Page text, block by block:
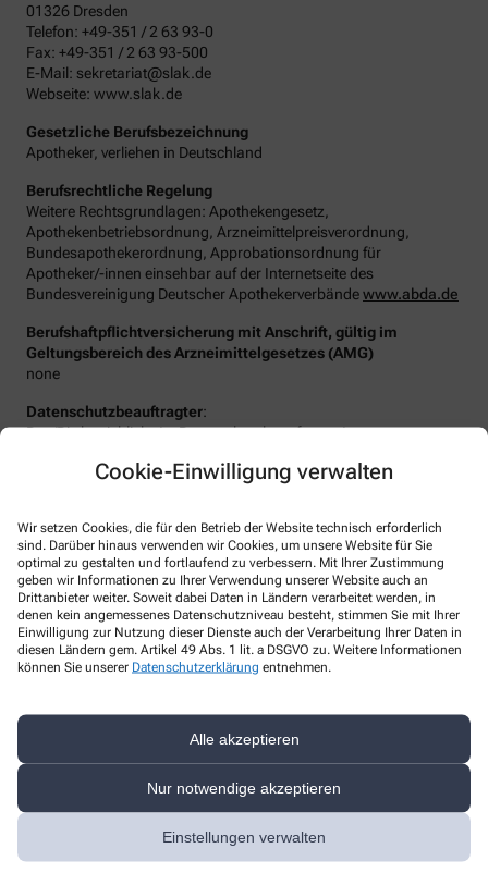
Cookie-Einwilligung verwalten
Wir setzen Cookies, die für den Betrieb der Website technisch erforderlich
sind. Darüber hinaus verwenden wir Cookies, um unsere Website für Sie
optimal zu gestalten und fortlaufend zu verbessern. Mit Ihrer Zustimmung
geben wir Informationen zu Ihrer Verwendung unserer Website auch an
Drittanbieter weiter. Soweit dabei Daten in Ländern verarbeitet werden, in
denen kein angemessenes Datenschutzniveau besteht, stimmen Sie mit Ihrer
Einwilligung zur Nutzung dieser Dienste auch der Verarbeitung Ihrer Daten in
diesen Ländern gem. Artikel 49 Abs. 1 lit. a DSGVO zu. Weitere Informationen
können Sie unserer Datenschutzerklärung entnehmen.
Alle akzeptieren
Nur notwendige akzeptieren
Einstellungen verwalten
01326 Dresden
Telefon: +49-351 / 2 63 93-0
Fax: +49-351 / 2 63 93-500
E-Mail: sekretariat@slak.de
Webseite: www.slak.de
Gesetzliche Berufsbezeichnung
Apotheker, verliehen in Deutschland
Berufsrechtliche Regelung
Weitere Rechtsgrundlagen: Apothekengesetz,
Apothekenbetriebsordnung, Arzneimittelpreisverordnung,
Bundesapothekerordnung, Approbationsordnung für
Apotheker/-innen einsehbar auf der Internetseite des
Bundesvereinigung Deutscher Apothekerverbändewww.abda.de
Berufshaftpflichtversicherung mit Anschrift, gültig im
Geltungsbereich des Arzneimittelgesetzes (AMG)
none
Datenschutzbeauftragter:
Den/Die betriebliche/-n Datenschutzbeauftragte/-n unserer
Fax:
Email:
Website:
Weitere Hinweise
Streitschlichtung
Wir sind weder verpflichtet noch bereit, an einem
teilzunehmen.
Haftung
Wir sind für unsere Inhalte verantwortlich. Alle Inhalte werden mit
der gebotenen Sorgfalt und nach bestem Wissen erstellt. Soweit
keine Gewähr für die fortwährende Aktualität, Richtigkeit und
Vollständigkeit der verlinkten Inhalte übernehmen, da diese